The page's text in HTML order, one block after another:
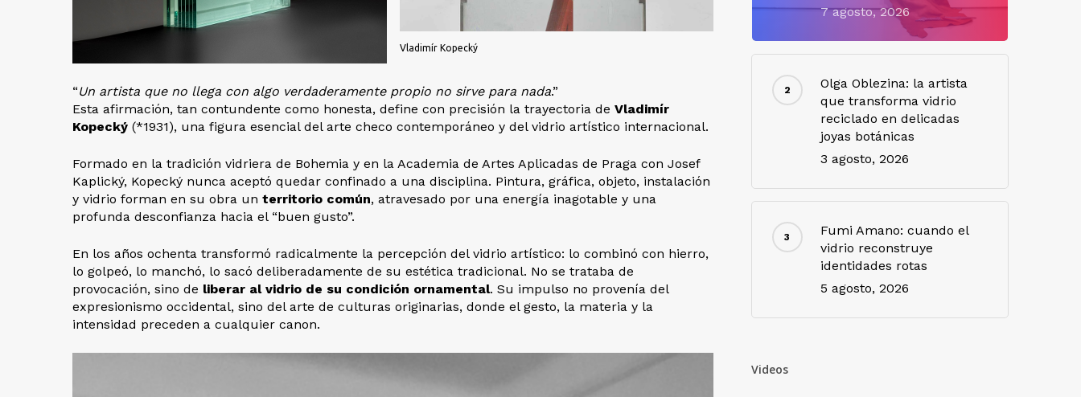
Vladimír Kopecký
“Un artista que no llega con algo verdaderamente propio no sirve para nada.”
Esta afirmación, tan contundente como honesta, define con precisión la trayectoria deVladimír
Kopecký (*1931), una figura esencial del arte checo contemporáneo y del vidrio artístico internacional.
Formado en la tradición vidriera de Bohemia y en la Academia de Artes Aplicadas de Praga con Josef
Kaplický, Kopecký nunca aceptó quedar confinado a una disciplina. Pintura, gráfica, objeto, instalación
y vidrio forman en su obra unterritorio común, atravesado por una energía inagotable y una
profunda desconfianza hacia el “buen gusto”.
En los años ochenta transformó radicalmente la percepción del vidrio artístico: lo combinó con hierro,
lo golpeó, lo manchó, lo sacó deliberadamente de su estética tradicional. No se trataba de
provocación, sino de liberar al vidrio de su condición ornamental. Su impulso no provenía del
expresionismo occidental, sino del arte de culturas originarias, donde el gesto, la materia y la
intensidad preceden a cualquier canon.
7 agosto, 2026
Olga Oblezina: la artista
que transforma vidrio
reciclado en delicadas
joyas botánicas
3 agosto, 2026
Fumi Amano: cuando el
vidrio reconstruye
identidades rotas
5 agosto, 2026
Videos